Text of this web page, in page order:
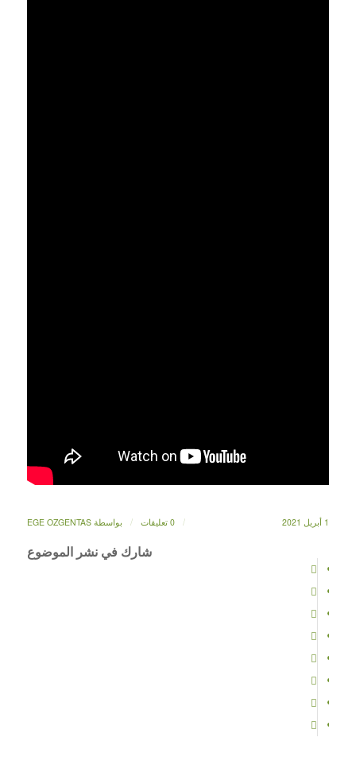
1 أبريل 2021 / 0 تعليقات / بواسطةEGE OZGENTAS
شارك في نشر الموضوع